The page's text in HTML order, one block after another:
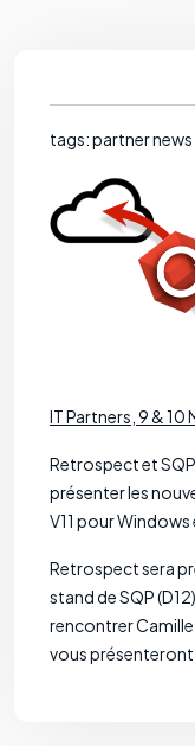
tags: partner
IT Partners, 9 & 10
Retrospect et
présenter les
V11 pour Windows
Retrospect sera
stand de SQP
rencontrer
vous présenteront